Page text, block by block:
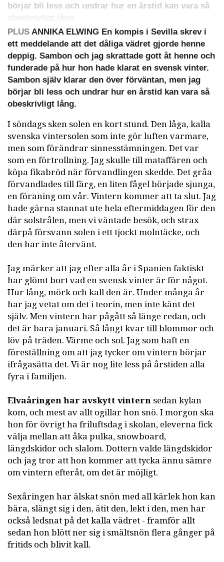
börjar bli less och undrar hur en årstid kan vara så
obeskrivligt lång.
PLUS ANNIKA ELWING En kompis i Sevilla skrev i
ett meddelande att det dåliga vädret gjorde henne
deppig. Sambon och jag skrattade gott åt henne och
funderade på hur hon hade klarat en svensk vinter.
Sambon själv klarar den över förväntan, men jag
börjar bli less och undrar hur en årstid kan vara så
obeskrivligt lång.
I söndags sken solen en kort stund. Den låga, kalla
svenska vintersolen som inte gör luften varmare,
men som förändrar sinnesstämningen. Det var
som en förtrollning. Jag skulle till mataffären och
köpa fikabröd när förvandlingen skedde. Det gråa
förvandlades till färg, en liten fågel började sjunga,
en föraning om vår. Vintern kommer att ta slut. Jag
hade gärna stannat ute hela eftermiddagen för den
där solstrålen, men vi väntade besök, och strax
därpå försvann solen i ett tjockt molntäcke, och
den har inte återvänt.
Jag märker att jag efter alla år i Spanien faktiskt
har glömt bort vad en svensk vinter är för något.
Hur lång, mörk och kall den är. Under många år
har jag vetat om det i teorin, men inte känt det
själv. Men vintern har pågått så länge redan, och
det är bara januari. Så långt kvar till blommor och
löv på träden. Värme och sol. Jag som haft en
föreställning om att jag tycker om vintern börjar
ifrågasätta det. Vi är nog lite less på årstiden alla
fyra i familjen.
Elvaåringen har avskytt vintern sedan kylan
kom, och mest av allt ogillar hon snö. I morgon ska
hon för övrigt ha friluftsdag i skolan, eleverna fick
välja mellan att åka pulka, snowboard,
längdskidor och slalom. Dottern valde längdskidor
och jag tror att hon kommer att tycka ännu sämre
om vintern efteråt, om det är möjligt.
Sexåringen har älskat snön med all kärlek hon kan
bära, slängt sig i den, ätit den, lekt i den, men har
också ledsnat på det kalla vädret - framför allt
sedan hon blött ner sig i smältsnön flera gånger på
fritids och blivit kall.